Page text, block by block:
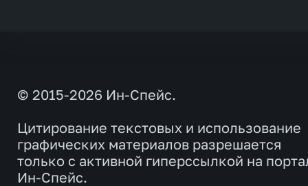
© 2015-2026 Ин-Спейс.
Цитирование текстовых и использование
графических материалов разрешается
только с активной гиперссылкой на
Ин-Спейс.